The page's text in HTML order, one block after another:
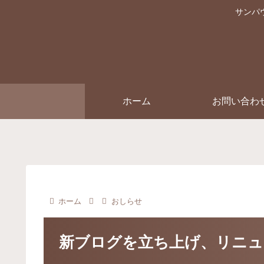
サンパ
ホーム お問い合わ
ホーム おしらせ
新ブログを立ち上げ、リニ